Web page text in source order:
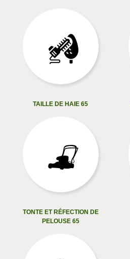
TAILLE DE HAIE 65
TONTE ET RÉFECTION DE
PELOUSE 65